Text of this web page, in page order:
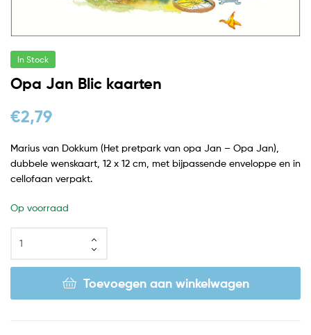
In Stock
Opa Jan Blic kaarten
€2,79
Marius van Dokkum (Het pretpark van opa Jan – Opa Jan),
dubbele wenskaart, 12 x 12 cm, met bijpassende enveloppe en in
cellofaan verpakt.
Op voorraad
Toevoegen aan winkelwagen